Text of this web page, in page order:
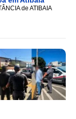
de ATIBAIA